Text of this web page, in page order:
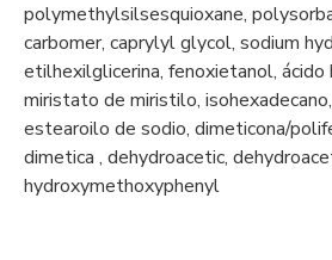
polymethylsilsesquioxane,
carbomer, caprylyl glycol, sodium
etilhexilglicerina, fenoxietanol, ácido
miristato de miristilo,
estearoilo de sodio, dimeticona/
dimetica , dehydroacetic,
hydroxymethoxyphenyl